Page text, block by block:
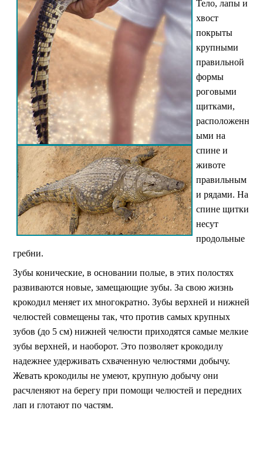
Тело, лапы и
хвост
покрыты
крупными
правильной
формы
роговыми
щитками,
расположенн
ыми на
спине и
животе
правильным
и рядами. На
спине щитки
несут
продольные
гребни.
Зубы конические, в основании полые, в этих полостях
развиваются новые, замещающие зубы. За свою жизнь
крокодил меняет их многократно. Зубы верхней и нижней
челюстей совмещены так, что против самых крупных
зубов (до 5 см) нижней челюсти приходятся самые мелкие
зубы верхней, и наоборот. Это позволяет крокодилу
надежнее удерживать схваченную челюстями добычу.
Жевать крокодилы не умеют, крупную добычу они
расчленяют на берегу при помощи челюстей и передних
лап и глотают по частям.